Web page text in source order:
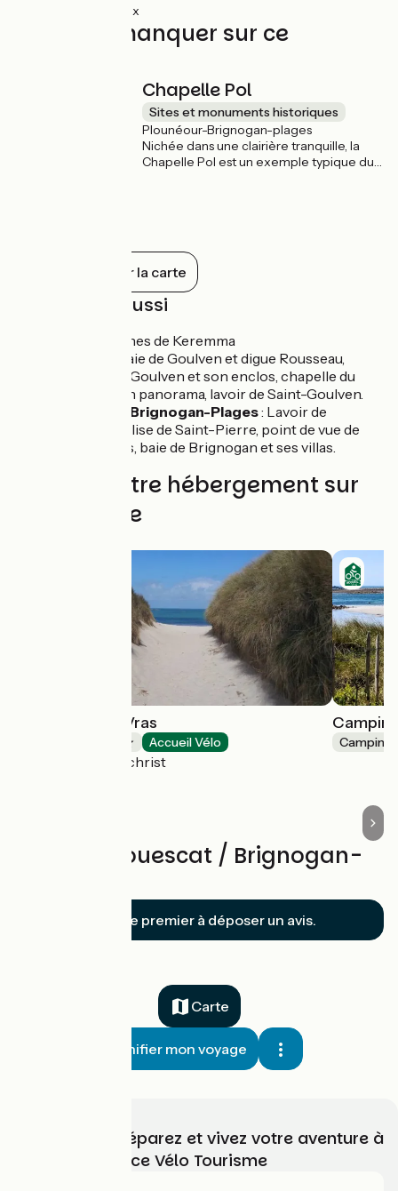
(5%) Rugueux
À ne pas manquer sur ce
Chapelle Pol
Sites et monuments historiques
Plounéour-Brignogan-plages
Nichée dans une clairière tranquille, la
Chapelle Pol est un exemple typique du
directement depuis La Littorale, ce site
respire une sérénité rare et se prête
parfaitement à une petite pause pour se
dégourdir les jambes ou un encas !
Tout afficher sur la carte
À découvrir aussi
: Dunes de Keremma
: Baie de Goulven et digue Rousseau,
église Saint-Goulven et son enclos, chapelle du
Pénity et son panorama, lavoir de Saint-Goulven.
Plounéour-Brignogan-Plages: Lavoir de
Tréanton, église de Saint-Pierre, point de vue de
Beg ar Groas, baie de Brignogan et ses villas.
Trouvez votre hébergement sur
cette étape
Camping Odé-Vras
Accueil Vélo
Plounévez-Lochrist
Avis sur Plouescat / Brignogan-
Soyez le premier à déposer un avis.
Carte
Planifier mon voyage
Choisissez, préparez et vivez votre aventure à
vélo avec France Vélo Tourisme